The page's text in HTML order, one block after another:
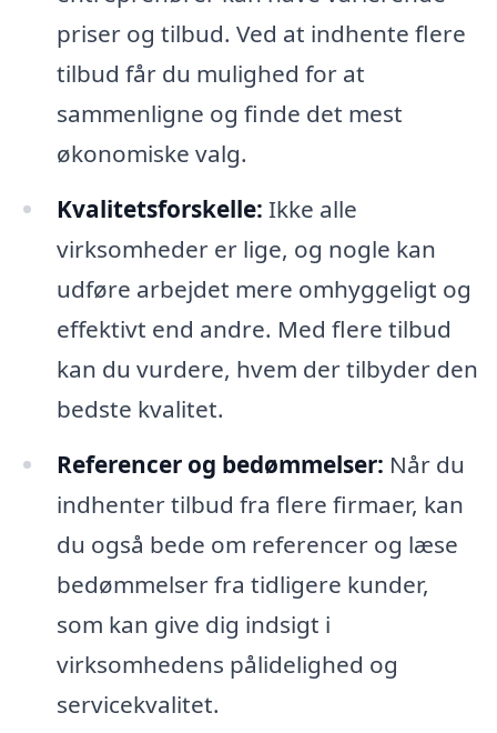
priser og tilbud. Ved at indhente flere
tilbud får du mulighed for at
sammenligne og finde det mest
økonomiske valg.
Kvalitetsforskelle: Ikke alle
virksomheder er lige, og nogle kan
udføre arbejdet mere omhyggeligt og
effektivt end andre. Med flere tilbud
kan du vurdere, hvem der tilbyder den
bedste kvalitet.
Referencer og bedømmelser: Når du
indhenter tilbud fra flere firmaer, kan
du også bede om referencer og læse
bedømmelser fra tidligere kunder,
som kan give dig indsigt i
virksomhedens pålidelighed og
servicekvalitet.